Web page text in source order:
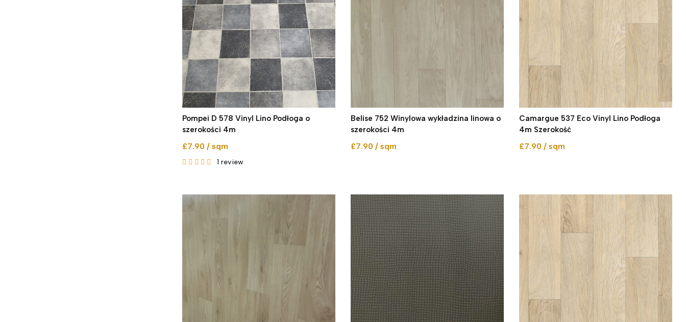
Pompei D 578 Vinyl Lino Podłoga o
szerokości 4m
£7.90 / sqm
1 review
Belise 752 Winylowa wykładzina linowa o
szerokości 4m
£7.90 / sqm
Camargue 537 Eco Vinyl Lino Podłoga
4m Szerokość
£7.90 / sqm